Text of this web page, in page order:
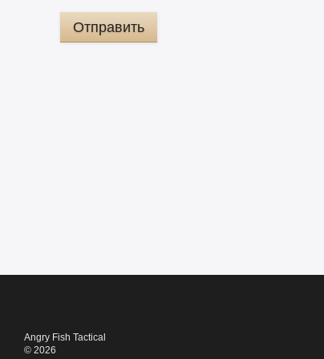
Отправить
Angry Fish Tactical
© 2026